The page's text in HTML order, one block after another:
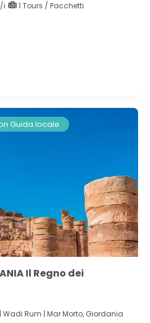
i
1 Tours / Pacchetti
Guida locale
Il Regno dei
Wadi Rum | Mar Morto, Giordania